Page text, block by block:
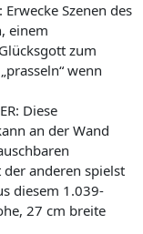
Erwecke Szenen des
einem
zum
wenn
Diese
an der Wand
der anderen spielst
diesem 1.039-
27 cm breite